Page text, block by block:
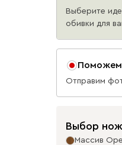
40 990
Данель
Бежевый
Выберите
обивки для
Поможем
Отправим
Выбор
Массив